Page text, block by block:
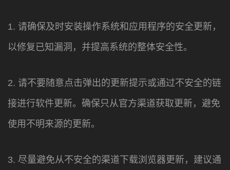
1. 请确保及时安装操作系统和应用程序的安全更新，
以修复已知漏洞，并提高系统的整体安全性。
2. 请不要随意点击弹出的更新提示或通过不安全的链
接进行软件更新。确保只从官方渠道获取更新，避免
使用不明来源的更新。
3. 尽量避免从不安全的渠道下载浏览器更新，建议通